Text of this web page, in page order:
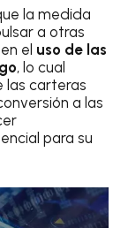
la medida
a otras
el uso de las
, lo cual
las carteras
a las
para su